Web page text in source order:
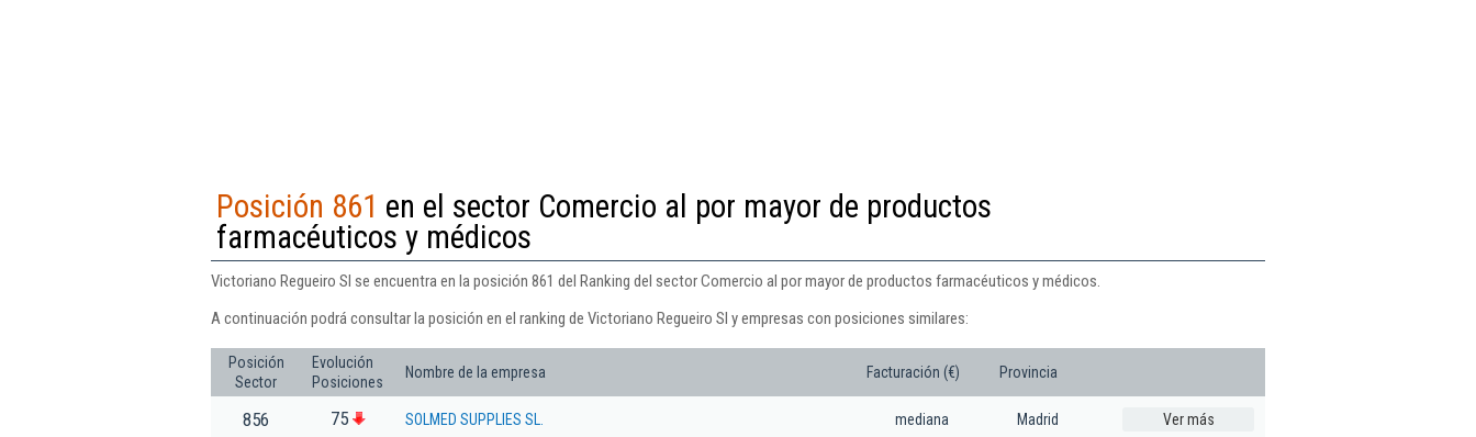
Posición 861 en el sector Comercio al por mayor de productos
farmacéuticos y médicos
Victoriano Regueiro Sl se encuentra en la posición 861 del Ranking del sector Comercio al por mayor de productos farmacéuticos y médicos.
A continuación podrá consultar la posición en el ranking de Victoriano Regueiro Sl y empresas con posiciones similares:
Posición
Sector
Evolución
Posiciones
Nombre de la empresa Facturación (€) Provincia
856 75 SOLMED SUPPLIES SL. mediana Madrid Ver más